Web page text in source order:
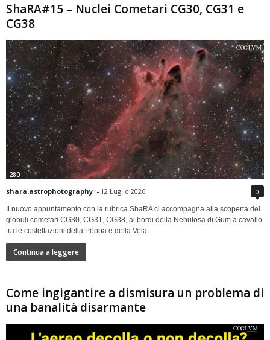
ShaRA#15 – Nuclei Cometari CG30, CG31 e
CG38
280
shara.astrophotography - 12 Luglio 2026 0
Il nuovo appuntamento con la rubrica ShaRA ci accompagna alla scoperta dei
globuli cometari CG30, CG31, CG38, ai bordi della Nebulosa di Gum a cavallo
tra le costellazioni della Poppa e della Vela
Continua a leggere
Come ingigantire a dismisura un problema di
una banalità disarmante